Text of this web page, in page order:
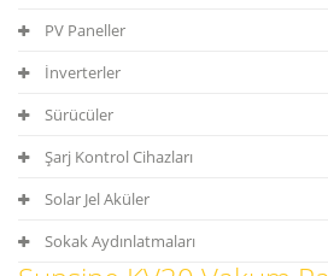
PV Paneller
İnverterler
Sürücüler
Şarj Kontrol Cihazları
Solar Jel Aküler
Sokak Aydınlatmaları